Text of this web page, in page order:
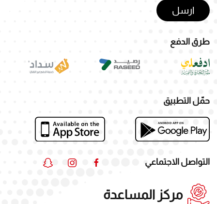
ارسل
طرق الدفع
حمّل التطبيق
التواصل الاجتماعي
مركز المساعدة